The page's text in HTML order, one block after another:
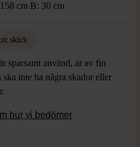
cm B: 30 cm
skick
sparsamt använd, är av fin
ska inte ha några skador eller
hur vi bedömer